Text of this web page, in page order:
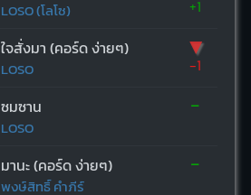
LOSO (โลโซ) +1
ใจสั่งมา (คอร์ด ง่ายๆ)
LOSO
▼
-1
ซมซาน
LOSO
-
มานะ (คอร์ด ง่ายๆ)
พงษ์สิทธิ์ คำภีร์
-